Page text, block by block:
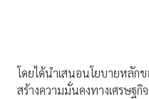
โดยได้นำเสนอนโยบายหลั
สร้างความมั่นคงทางเศรษฐ